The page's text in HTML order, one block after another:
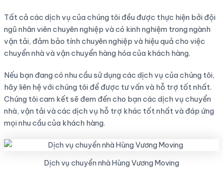
Tất cả các dịch vụ của chúng tôi đều được thực hiện bởi đội
ngũ nhân viên chuyên nghiệp và có kinh nghiệm trong ngành
vận tải, đảm bảo tính chuyên nghiệp và hiệu quả cho việc
chuyển nhà và vận chuyển hàng hóa của khách hàng.
Nếu bạn đang có nhu cầu sử dụng các dịch vụ của chúng tôi,
hãy liên hệ với chúng tôi để được tư vấn và hỗ trợ tốt nhất.
Chúng tôi cam kết sẽ đem đến cho bạn các dịch vụ chuyển
nhà, vận tải và các dịch vụ hỗ trợ khác tốt nhất và đáp ứng
mọi nhu cầu của khách hàng.
Dịch vụ chuyển nhà Hùng Vương Moving